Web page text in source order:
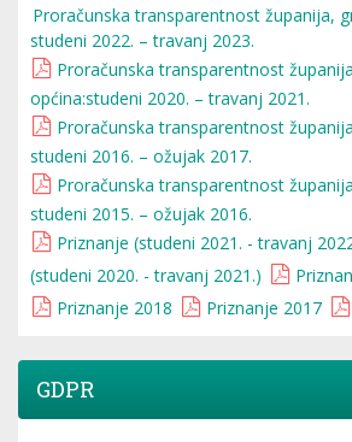
Proračunska transparentnost županija,
studeni 2022. – travanj 2023.
Proračunska transparentnost
općina:studeni 2020. – travanj 2021.
Proračunska transparentnost
studeni 2016. – ožujak 2017.
Proračunska transparentnost
studeni 2015. – ožujak 2016.
Priznanje (studeni 2021. - travanj
(studeni 2020. - travanj 2021.)
Priznanje 2018
Priznanje 2017
GDPR